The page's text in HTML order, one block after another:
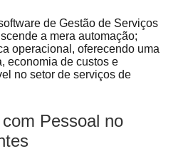
de Gestão de Serviços
a mera automação;
operacional, oferecendo uma
economia de custos e
no setor de serviços de
Pessoal no